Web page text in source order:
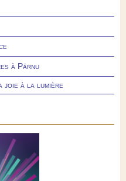
à Pärnu
joie à la lumière